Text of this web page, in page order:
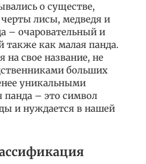
о существе,
черты лисы, медведя и
– очаровательный и
также как малая панда.
свое название, не
больших
уникальными
панда – это символ
и нуждается в нашей